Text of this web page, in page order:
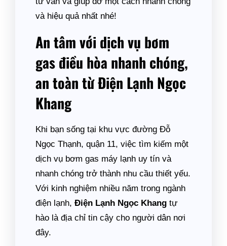
và hiệu quả nhất nhé!
An tâm với dịch vụ bơm
gas điều hòa nhanh chóng,
an toàn từ Điện Lạnh Ngọc
Khang
Khi bạn sống tại khu vực đường Đỗ
Ngọc Thạnh, quận 11, việc tìm kiếm một
dịch vụ bơm gas máy lạnh uy tín và
nhanh chóng trở thành nhu cầu thiết yếu.
Với kinh nghiệm nhiều năm trong ngành
điện lạnh, Điện Lạnh Ngọc Khang tự
hào là địa chỉ tin cậy cho người dân nơi
đây.